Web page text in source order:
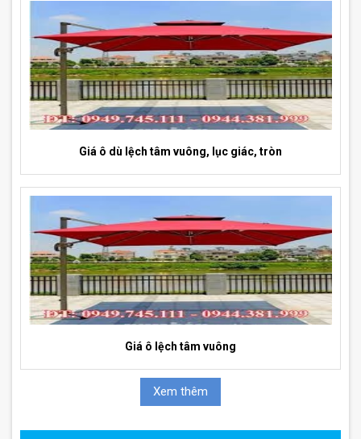
Giá ô dù lệch tâm vuông, lục giác, tròn
Giá ô lệch tâm vuông
Xem thêm